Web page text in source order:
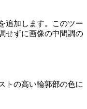
追加します。このツー
せずに画像の中間調の
トの高い輪郭部の色に